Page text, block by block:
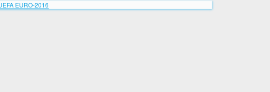
EURO-2016